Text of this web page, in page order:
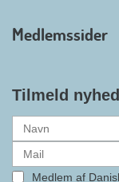
alle
Medlemssider
Tilmeld
Medlem af